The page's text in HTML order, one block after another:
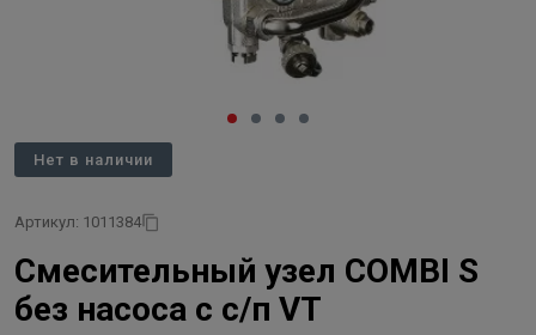
Нет в наличии
Артикул: 1011384
Смесительный узел COMBI S
без насоса с с/п VT